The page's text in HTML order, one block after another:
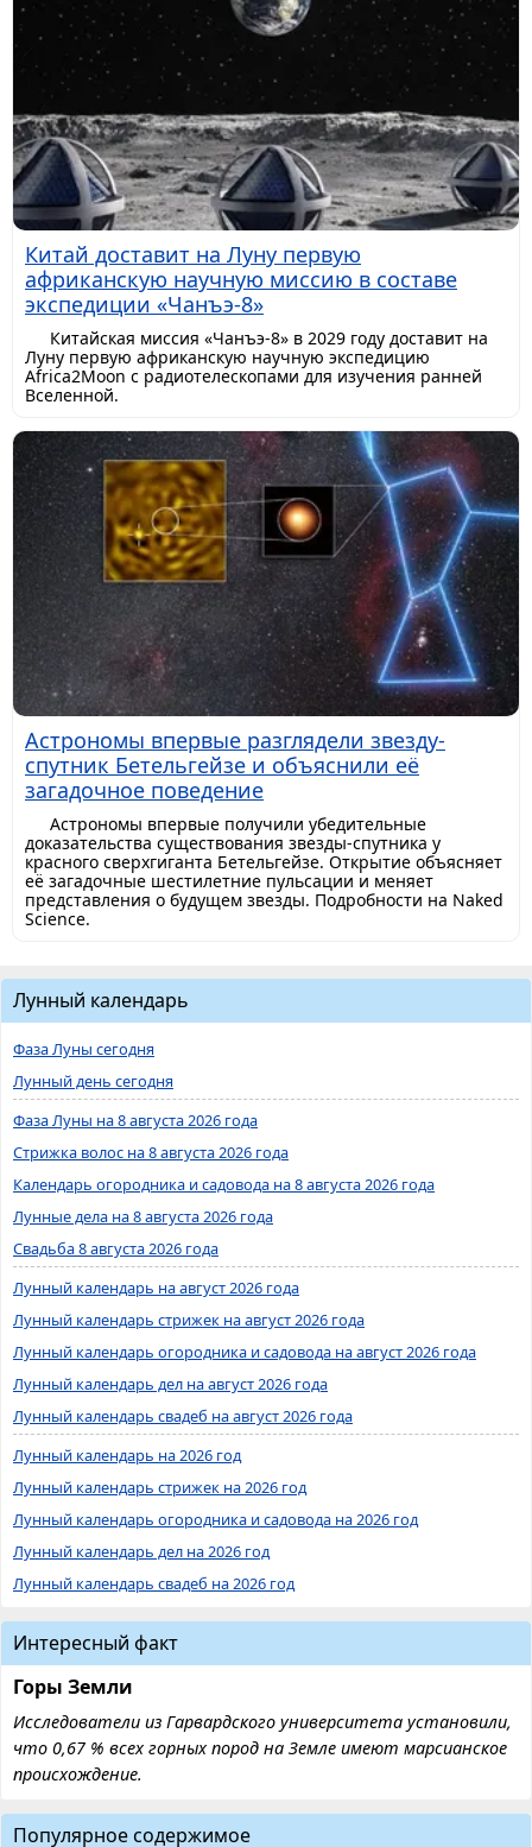
Китай доставит на Луну первую
африканскую научную миссию в составе
экспедиции «Чанъэ-8»
Китайская миссия «Чанъэ-8» в 2029 году доставит на
Луну первую африканскую научную экспедицию
Africa2Moon с радиотелескопами для изучения ранней
Вселенной.
Астрономы впервые разглядели звезду-
спутник Бетельгейзе и объяснили её
загадочное поведение
Астрономы впервые получили убедительные
доказательства существования звезды-спутника у
красного сверхгиганта Бетельгейзе. Открытие объясняет
её загадочные шестилетние пульсации и меняет
представления о будущем звезды. Подробности на Naked
Science.
Лунный календарь
Фаза Луны сегодня
Лунный день сегодня
Фаза Луны на 8 августа 2026 года
Стрижка волос на 8 августа 2026 года
Календарь огородника и садовода на 8 августа 2026 года
Лунные дела на 8 августа 2026 года
Свадьба 8 августа 2026 года
Лунный календарь на август 2026 года
Лунный календарь стрижек на август 2026 года
Лунный календарь огородника и садовода на август 2026 года
Лунный календарь дел на август 2026 года
Лунный календарь свадеб на август 2026 года
Лунный календарь на 2026 год
Лунный календарь стрижек на 2026 год
Лунный календарь огородника и садовода на 2026 год
Лунный календарь дел на 2026 год
Лунный календарь свадеб на 2026 год
Интересный факт
Горы Земли
Исследователи из Гарвардского университета установили,
что 0,67 % всех горных пород на Земле имеют марсианское
происхождение.
Популярное содержимое